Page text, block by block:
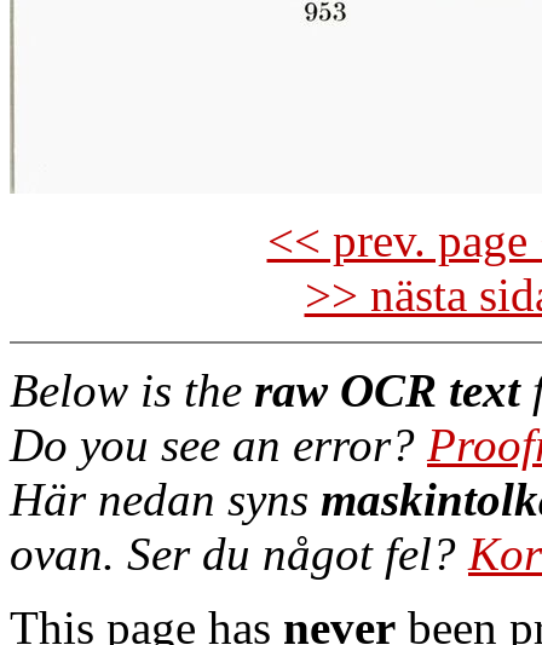
<< prev.
>> nästa
Below is the raw OCR text
Do you see an error?
Här nedan syns
ovan. Ser du något fel?
This page has never been